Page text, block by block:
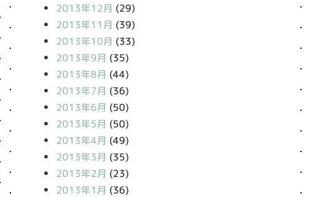
2013年12月 (29)
2013年11月 (39)
2013年10月 (33)
2013年9月 (35)
2013年8月 (44)
2013年7月 (36)
2013年6月 (50)
2013年5月 (50)
2013年4月 (49)
2013年3月 (35)
2013年2月 (23)
2013年1月 (36)